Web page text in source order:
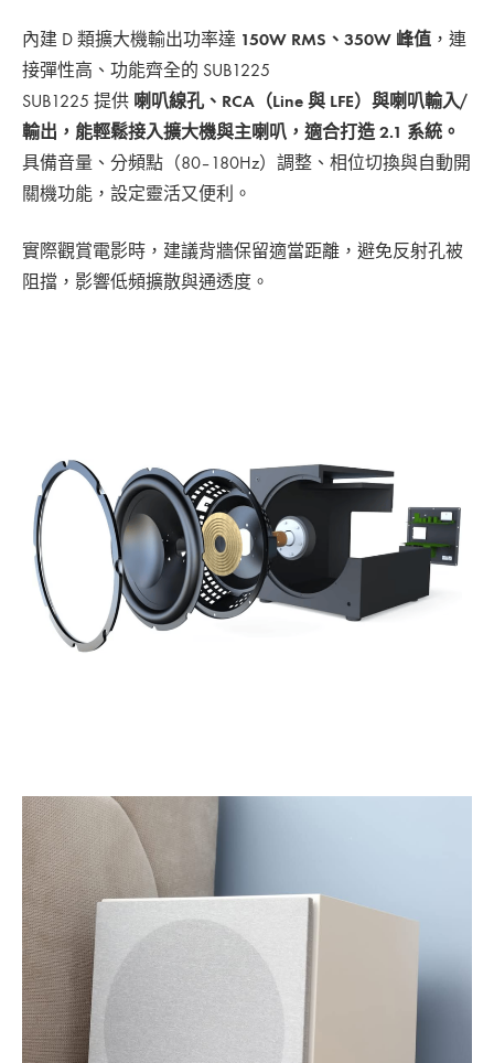
內建 D 類擴大機輸出功率達 150W RMS、350W 峰值 ，連
接彈性高、功能齊全的 SUB1225
SUB1225 提供 喇叭線孔、RCA（Line 與 LFE）與喇叭輸入/
輸出，能輕鬆接入擴大機與主喇叭，適合打造 2.1 系統。
具備音量、分頻點（80–180Hz）調整、相位切換與自動開
關機功能，設定靈活又便利。
實際觀賞電影時，建議背牆保留適當距離，避免反射孔被
阻擋，影響低頻擴散與通透度。